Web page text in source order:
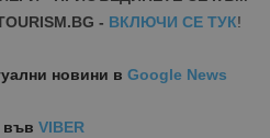
- ВКЛЮЧИ СЕ ТУК!
новини в Google News
във VIBER